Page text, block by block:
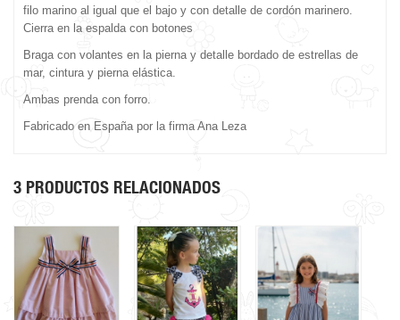
filo marino al igual que el bajo y con detalle de cordón marinero.
Cierra en la espalda con botones
Braga con volantes en la pierna y detalle bordado de estrellas de
mar, cintura y pierna elástica.
Ambas prenda con forro.
Fabricado en España por la firma Ana Leza
3 PRODUCTOS RELACIONADOS